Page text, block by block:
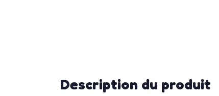
Description du produit